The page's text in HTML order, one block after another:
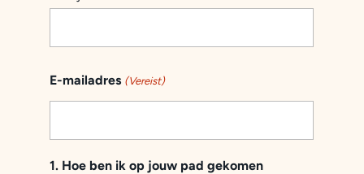
E-mailadres (Vereist)
1. Hoe ben ik op jouw pad gekomen